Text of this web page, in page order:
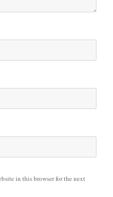
in this browser for the next